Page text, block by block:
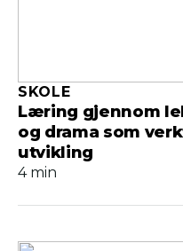
Læring gjennom
og drama som
utvikling
SKOLE
4 min